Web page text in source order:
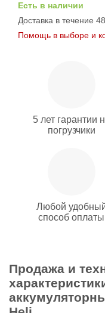
Есть в наличии
Доставка в течение
Помощь в выборе и
5 лет гарантии
погрузчики
Любой
способ оплаты
Продажа и